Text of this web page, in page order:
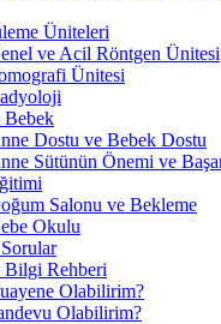
Üniteleri
ve Acil Röntgen Ünitesi
Ünitesi
Dostu ve Bebek Dostu
Sütünün Önemi ve
Salonu ve Bekleme
Okulu
Bilgi Rehberi
Olabilirim?
Olabilirim?